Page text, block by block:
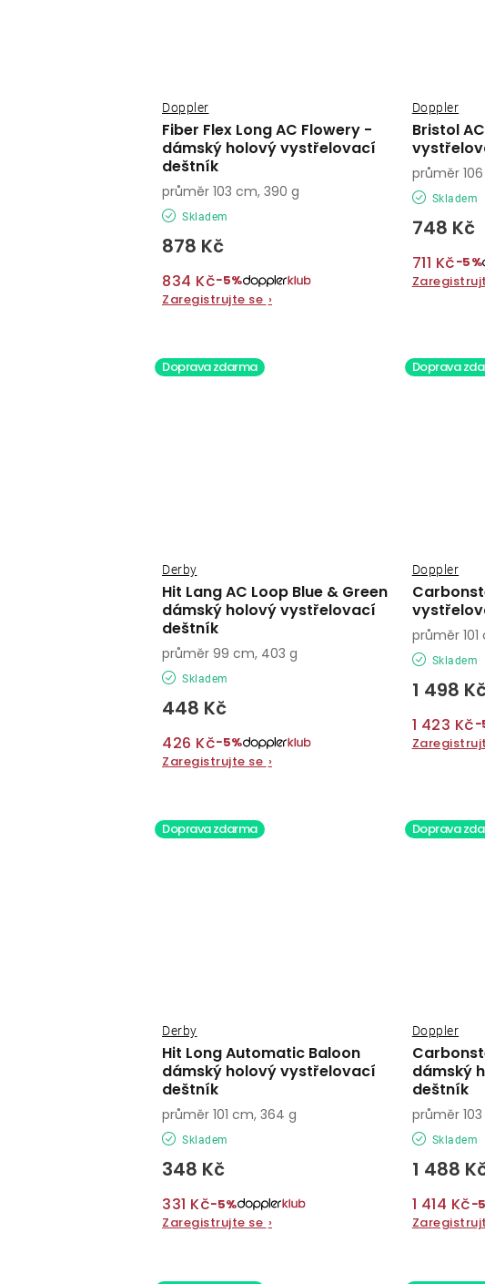
Fiber Flex Long AC Flowery -
dámský holový vystřelovací
deštník
Doppler
Skladem
878 Kč
834 Kč−5%
Zaregistrujte se ›
průměr 103 cm, 390 g
Bristol
Doppler
Skladem
748 Kč
711 Kč−5%
průměr
Doprava zdarma
Hit Lang AC Loop Blue & Green
dámský holový vystřelovací
deštník
Derby
Skladem
448 Kč
426 Kč−5%
Zaregistrujte se ›
průměr 99 cm, 403 g
Doprava
Doppler
Skladem
1 498
1 423 Kč
průměr 101
Doprava zdarma
Hit Long Automatic Baloon
dámský holový vystřelovací
deštník
Derby
Skladem
348 Kč
331 Kč−5%
Zaregistrujte se ›
průměr 101 cm, 364 g
Doprava
dámský
deštník
Doppler
Skladem
1 488
1 414 Kč
průměr